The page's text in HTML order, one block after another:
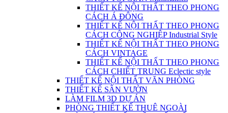
THIẾT KẾ NỘI THẤT THEO PHONG
CÁCH Á ĐÔNG
THIẾT KẾ NỘI THẤT THEO PHONG
CÁCH CÔNG NGHIỆP Industrial Style
THIẾT KẾ NỘI THẤT THEO PHONG
CÁCH VINTAGE
THIẾT KẾ NỘI THẤT THEO PHONG
CÁCH CHIẾT TRUNG Eclectic style
THIẾT KẾ NỘI THẤT VĂN PHÒNG
THIẾT KẾ SÂN VƯỜN
LÀM FILM 3D DỰ ÁN
PHÒNG THIẾT KẾ THUÊ NGOÀI